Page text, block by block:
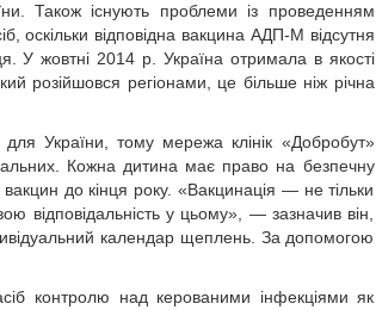
Також існують проблеми із проведенням
оскільки відповідна вакцина АДП-М відсутня
У жовтні 2014 р. Україна отримала в якості
розійшовся регіонами, це більше ніж річна
України, тому мережа клінік «Добробут»
Кожна дитина має право на безпечну
до кінця року. «Вакцинація — не тільки
відповідальність у цьому», — зазначив він,
календар щеплень. За допомогою
контролю над керованими інфекціями як